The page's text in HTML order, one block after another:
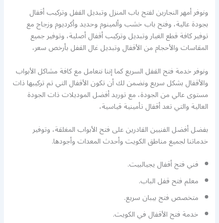
ونوفر أمهر النجارين لفتح باب المنزل وتبديل القفل وتركيب أقفال
بجودة عالية، وفتح باب خشب وألمينوم وحديد وأكرديوم وزجاج مع
توفير كافة قطع الغيار وتبديل وتركيب أقفال أصلية، وتوفير جميع
المقاسات والأحجام من الأقفال وتبديل غال القفل بأرخص سعر،
ونوفر خدمة فتح القفل السريع كما إننا نتعامل مع كافة مشاكل الأبواب
والأقفال بشكل سريع ونضمن لك أن تكون الأقفال التي تم تركيبها ذات
مستوى عالي من الجودة، مع توريد أفضل الموديلات ذات الجودة
العالية والتي تعد أقفال تأمينية قياسية،
بفضل أفضل الفنيين القادرين على فتح الأبواب المغلقة، وتوفير
خدماتنا لجميع مناطق الكويت وأحدث المعدات وأجودها.
فني فتح أقفال يجيالبيت.
معلم فتح قفل الباب.
متخصص فتح بيبان سريع.
خدمة فتح الأقفال في الكويت.